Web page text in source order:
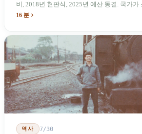
비, 2018년 현판식, 2025년 예산 동결. 국가가
념하기 위해 스스로 세운 박물관. 계엄 해제
16 분
역사 7/30